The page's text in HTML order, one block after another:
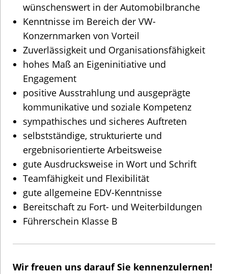
wünschenswert in der Automobilbranche
Kenntnisse im Bereich der VW-
Konzernmarken von Vorteil
Zuverlässigkeit und Organisationsfähigkeit
hohes Maß an Eigeninitiative und
Engagement
positive Ausstrahlung und ausgeprägte
kommunikative und soziale Kompetenz
sympathisches und sicheres Auftreten
selbstständige, strukturierte und
ergebnisorientierte Arbeitsweise
gute Ausdrucksweise in Wort und Schrift
Teamfähigkeit und Flexibilität
gute allgemeine EDV-Kenntnisse
Bereitschaft zu Fort- und Weiterbildungen
Führerschein Klasse B
Wir freuen uns darauf Sie kennenzulernen!